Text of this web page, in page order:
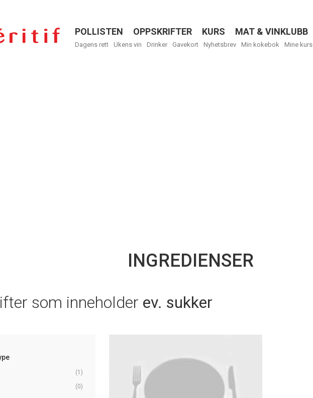
Menu
POLLISTEN OPPSKRIFTER KURS MAT & VINKLUBB
Dagens rett Ukens vin Drinker Gavekort Nyhetsbrev Min kokebok Mine kurs
INGREDIENSER
som inneholder ev. sukker
(1)
(0)